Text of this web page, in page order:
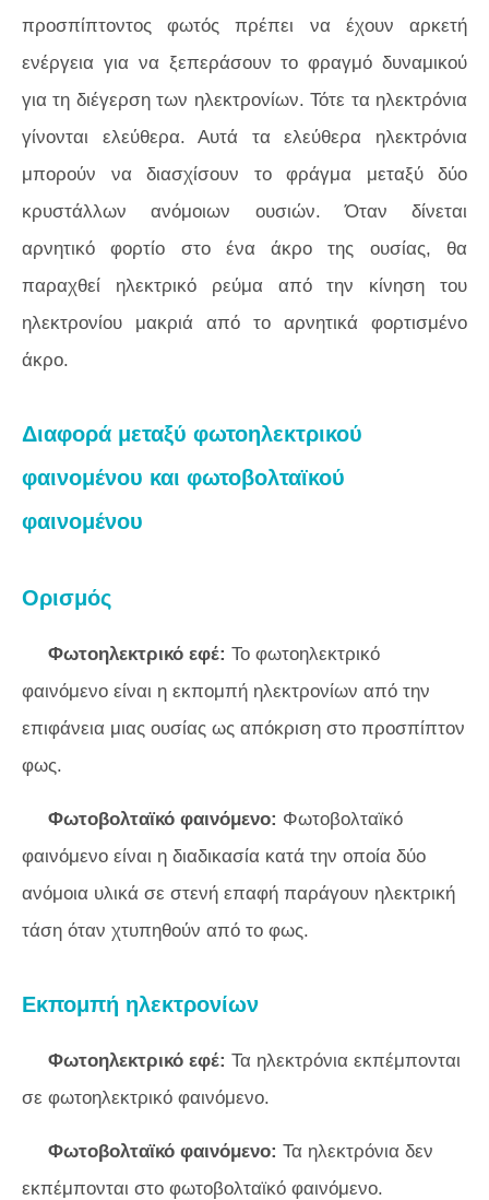
προσπίπτοντος φωτός πρέπει να έχουν αρκετή
ενέργεια για να ξεπεράσουν το φραγμό δυναμικού
για τη διέγερση των ηλεκτρονίων. Τότε τα ηλεκτρόνια
γίνονται ελεύθερα. Αυτά τα ελεύθερα ηλεκτρόνια
μπορούν να διασχίσουν το φράγμα μεταξύ δύο
κρυστάλλων ανόμοιων ουσιών. Όταν δίνεται
αρνητικό φορτίο στο ένα άκρο της ουσίας, θα
παραχθεί ηλεκτρικό ρεύμα από την κίνηση του
ηλεκτρονίου μακριά από το αρνητικά φορτισμένο
άκρο.
Διαφορά μεταξύ φωτοηλεκτρικού
φαινομένου και φωτοβολταϊκού
φαινομένου
Ορισμός
Φωτοηλεκτρικό εφέ: Το φωτοηλεκτρικό
φαινόμενο είναι η εκπομπή ηλεκτρονίων από την
επιφάνεια μιας ουσίας ως απόκριση στο προσπίπτον
φως.
Φωτοβολταϊκό φαινόμενο: Φωτοβολταϊκό
φαινόμενο είναι η διαδικασία κατά την οποία δύο
ανόμοια υλικά σε στενή επαφή παράγουν ηλεκτρική
τάση όταν χτυπηθούν από το φως.
Εκπομπή ηλεκτρονίων
Φωτοηλεκτρικό εφέ: Τα ηλεκτρόνια εκπέμπονται
σε φωτοηλεκτρικό φαινόμενο.
Φωτοβολταϊκό φαινόμενο: Τα ηλεκτρόνια δεν
εκπέμπονται στο φωτοβολταϊκό φαινόμενο.